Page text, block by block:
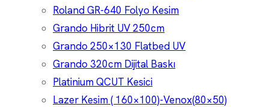
Roland GR-640 Folyo Kesim
Grando Hibrit UV 250cm
Grando 250×130 Flatbed UV
Grando 320cm Dijital Baskı
Platinium QCUT Kesici
Lazer Kesim ( 160×100)-Venox(80×50)